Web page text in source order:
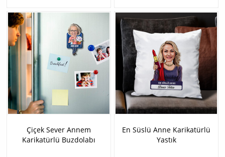
Çiçek Sever Annem
Karikatürlü Buzdolabı
En Süslü Anne Karikatürlü
Yastık